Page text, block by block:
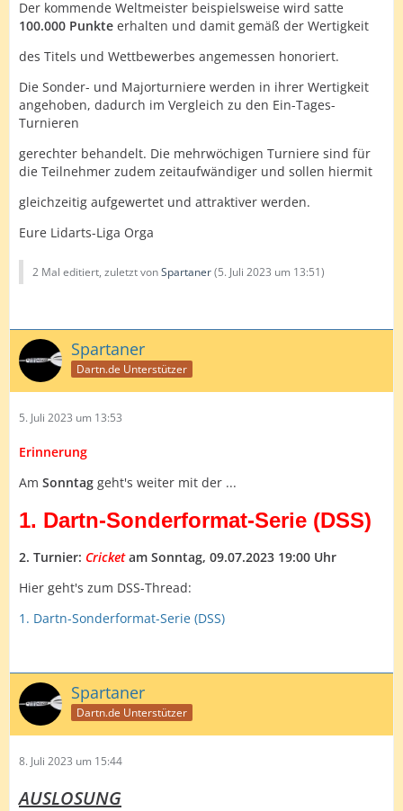
Der kommende Weltmeister beispielsweise wird satte
100.000 Punkte erhalten und damit gemäß der Wertigkeit
des Titels und Wettbewerbes angemessen honoriert.
Die Sonder- und Majorturniere werden in ihrer Wertigkeit
angehoben, dadurch im Vergleich zu den Ein-Tages-
Turnieren
gerechter behandelt. Die mehrwöchigen Turniere sind für
die Teilnehmer zudem zeitaufwändiger und sollen hiermit
gleichzeitig aufgewertet und attraktiver werden.
Eure Lidarts-Liga Orga
2 Mal editiert, zuletzt vonSpartaner(5. Juli 2023 um 13:51)
Spartaner
Dartn.de Unterstützer
5. Juli 2023 um 13:53
Erinnerung
Am Sonntag geht's weiter mit der ...
1. Dartn-Sonderformat-Serie (DSS)
2. Turnier: Cricket am Sonntag, 09.07.2023 19:00 Uhr
Hier geht's zum DSS-Thread:
1. Dartn-Sonderformat-Serie (DSS)
Spartaner
Dartn.de Unterstützer
8. Juli 2023 um 15:44
AUSLOSUNG